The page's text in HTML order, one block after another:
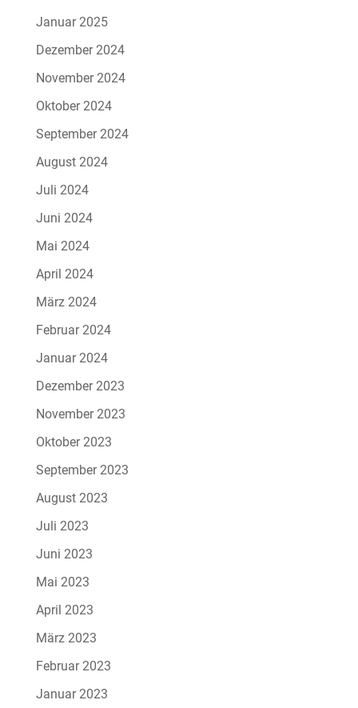
Januar 2025
Dezember 2024
November 2024
Oktober 2024
September 2024
August 2024
Juli 2024
Juni 2024
Mai 2024
April 2024
März 2024
Februar 2024
Januar 2024
Dezember 2023
November 2023
Oktober 2023
September 2023
August 2023
Juli 2023
Juni 2023
Mai 2023
April 2023
März 2023
Februar 2023
Januar 2023